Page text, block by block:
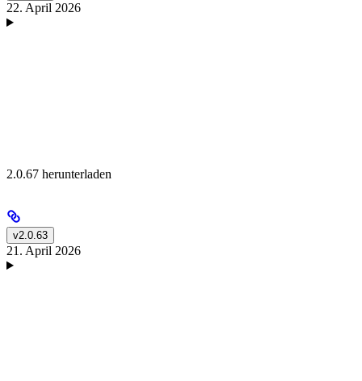
22. April 2026
2.0.67 herunterladen
v2.0.63
21. April 2026